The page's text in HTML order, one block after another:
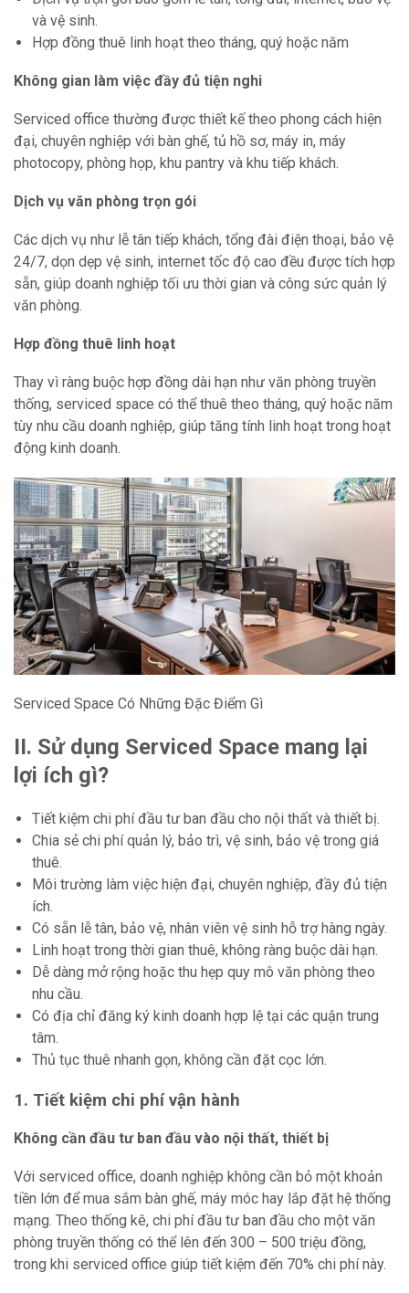
và vệ sinh.
Hợp đồng thuê linh hoạt theo tháng, quý hoặc năm
Không gian làm việc đầy đủ tiện nghi
Serviced office thường được thiết kế theo phong cách hiện
đại, chuyên nghiệp với bàn ghế, tủ hồ sơ, máy in, máy
photocopy, phòng họp, khu pantry và khu tiếp khách.
Dịch vụ văn phòng trọn gói
Các dịch vụ như lễ tân tiếp khách, tổng đài điện thoại, bảo vệ
24/7, dọn dẹp vệ sinh, internet tốc độ cao đều được tích hợp
sẵn, giúp doanh nghiệp tối ưu thời gian và công sức quản lý
văn phòng.
Hợp đồng thuê linh hoạt
Thay vì ràng buộc hợp đồng dài hạn như văn phòng truyền
thống, serviced space có thể thuê theo tháng, quý hoặc năm
tùy nhu cầu doanh nghiệp, giúp tăng tính linh hoạt trong hoạt
động kinh doanh.
Serviced Space Có Những Đặc Điểm Gì
II. Sử dụng Serviced Space mang lại
lợi ích gì?
Tiết kiệm chi phí đầu tư ban đầu cho nội thất và thiết bị.
Chia sẻ chi phí quản lý, bảo trì, vệ sinh, bảo vệ trong giá
thuê.
Môi trường làm việc hiện đại, chuyên nghiệp, đầy đủ tiện
ích.
Có sẵn lễ tân, bảo vệ, nhân viên vệ sinh hỗ trợ hàng ngày.
Linh hoạt trong thời gian thuê, không ràng buộc dài hạn.
Dễ dàng mở rộng hoặc thu hẹp quy mô văn phòng theo
nhu cầu.
Có địa chỉ đăng ký kinh doanh hợp lệ tại các quận trung
tâm.
Thủ tục thuê nhanh gọn, không cần đặt cọc lớn.
1. Tiết kiệm chi phí vận hành
Không cần đầu tư ban đầu vào nội thất, thiết bị
Với serviced office, doanh nghiệp không cần bỏ một khoản
tiền lớn để mua sắm bàn ghế, máy móc hay lắp đặt hệ thống
mạng. Theo thống kê, chi phí đầu tư ban đầu cho một văn
phòng truyền thống có thể lên đến 300 – 500 triệu đồng,
trong khi serviced office giúp tiết kiệm đến 70% chi phí này.